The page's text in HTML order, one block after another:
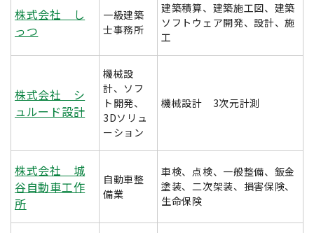
株式会社 し
っつ
一級建築
士事務所
建築積算、建築施工図、建築
ソフトウェア開発、設計、施
工
株式会社 シ
ュルード設計
機械設
計、ソフ
ト開発、
3Dソリュ
ーション
機械設計 3次元計測
株式会社 城
谷自動車工作
所
自動車整
備業
車検、点検、一般整備、鈑金
塗装、二次架装、損害保険、
生命保険